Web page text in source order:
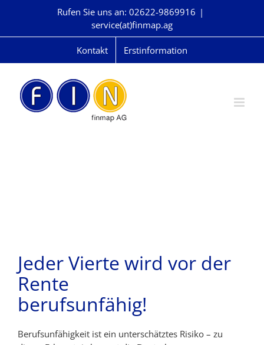
Rufen Sie uns an: 02622-9869916 |
service(at)finmap.ag
Kontakt Erstinformation
Jeder Vierte wird vor der
Rente
berufsunfähig!
Berufsunfähigkeit ist ein unterschätztes Risiko – zu